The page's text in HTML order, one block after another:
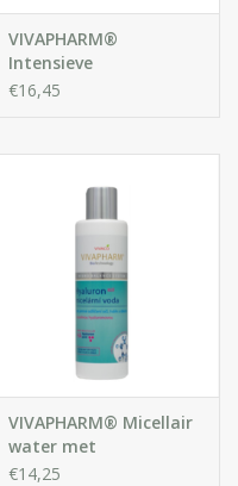
Potassium
VIVAPHARM®
Intensieve
Gezichtscrème met
€16,45
VIVAPHARM® Micellair
water met
hyaluronzuur
€14,25